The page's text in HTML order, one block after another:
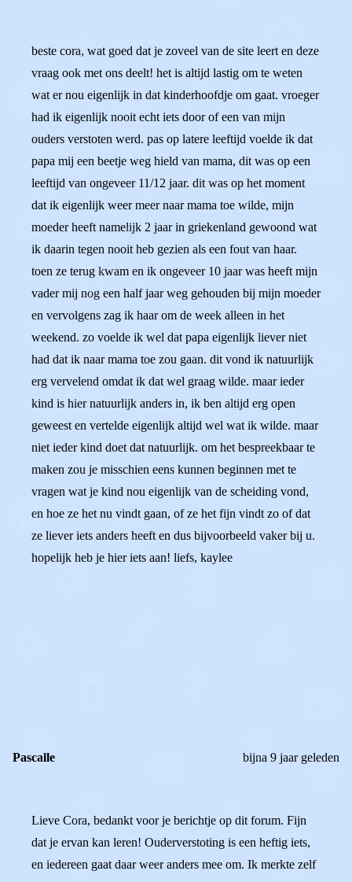
beste cora, wat goed dat je zoveel van de site leert en deze
vraag ook met ons deelt! het is altijd lastig om te weten
wat er nou eigenlijk in dat kinderhoofdje om gaat. vroeger
had ik eigenlijk nooit echt iets door of een van mijn
ouders verstoten werd. pas op latere leeftijd voelde ik dat
papa mij een beetje weg hield van mama, dit was op een
leeftijd van ongeveer 11/12 jaar. dit was op het moment
dat ik eigenlijk weer meer naar mama toe wilde, mijn
moeder heeft namelijk 2 jaar in griekenland gewoond wat
ik daarin tegen nooit heb gezien als een fout van haar.
toen ze terug kwam en ik ongeveer 10 jaar was heeft mijn
vader mij nog een half jaar weg gehouden bij mijn moeder
en vervolgens zag ik haar om de week alleen in het
weekend. zo voelde ik wel dat papa eigenlijk liever niet
had dat ik naar mama toe zou gaan. dit vond ik natuurlijk
erg vervelend omdat ik dat wel graag wilde. maar ieder
kind is hier natuurlijk anders in, ik ben altijd erg open
geweest en vertelde eigenlijk altijd wel wat ik wilde. maar
niet ieder kind doet dat natuurlijk. om het bespreekbaar te
maken zou je misschien eens kunnen beginnen met te
vragen wat je kind nou eigenlijk van de scheiding vond,
en hoe ze het nu vindt gaan, of ze het fijn vindt zo of dat
ze liever iets anders heeft en dus bijvoorbeeld vaker bij u.
hopelijk heb je hier iets aan! liefs, kaylee
Pascalle bijna 9 jaar geleden
Lieve Cora, bedankt voor je berichtje op dit forum. Fijn
dat je ervan kan leren! Ouderverstoting is een heftig iets,
en iedereen gaat daar weer anders mee om. Ik merkte zelf